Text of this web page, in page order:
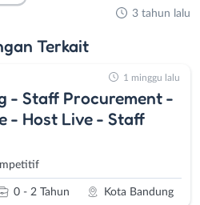
3 tahun lalu
Terkait
- Staff Procurement -
- Host Live - Staff
0 - 2 Tahun Kota Bandung
1 minggu lalu